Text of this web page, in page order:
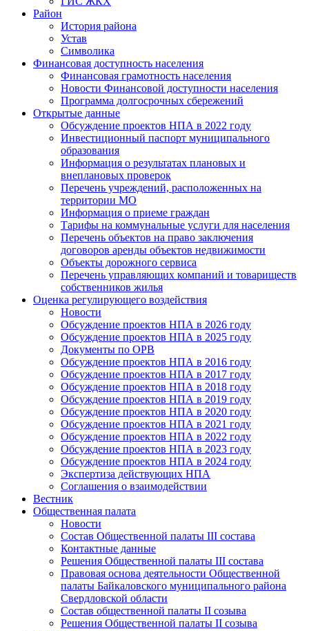
Район
История района
Устав
Символика
Финансовая доступность населения
Финансовая грамотность населения
Новости Финансовой доступности населения
Программа долгосрочных сбережений
Открытые данные
Обсуждение проектов НПА в 2022 году
Инвестиционный паспорт муниципального
образования
Информация о результатах плановых и
внеплановых проверок
Перечень учреждений, расположенных на
территории МО
Информация о приеме граждан
Тарифы на коммунальные услуги для населения
Перечень объектов на право заключения
договоров аренды объектов недвижимости
Объекты дорожного сервиса
Перечень управляющих компаний и товариществ
собственников жилья
Оценка регулирующего воздействия
Новости
Обсуждение проектов НПА в 2026 году
Обсуждение проектов НПА в 2025 году
Документы по ОРВ
Обсуждение проектов НПА в 2016 году
Обсуждение проектов НПА в 2017 году
Обсуждение проектов НПА в 2018 году
Обсуждение проектов НПА в 2019 году
Обсуждение проектов НПА в 2020 году
Обсуждение проектов НПА в 2021 году
Обсуждение проектов НПА в 2022 году
Обсуждение проектов НПА в 2023 году
Обсуждение проектов НПА в 2024 году
Экспертиза действующих НПА
Соглашения о взаимодействии
Вестник
Общественная палата
Новости
Состав Общественной палаты III состава
Контактные данные
Решения Общественной палаты III состава
Правовая основа деятельности Общественной
палаты Байкаловского муниципального района
Свердловской области
Состав общественной палаты II созыва
Решения Общественной палаты II созыва